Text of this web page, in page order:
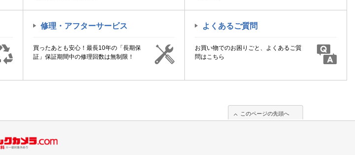
修理・アフターサービス
買ったあとも安心！最長10年の「長期保
証」保証期間中の修理回数は無制限！
よくあるご質問
お買い物でのお困りごと、よくあるご質
問はこちら
このページの先頭へ